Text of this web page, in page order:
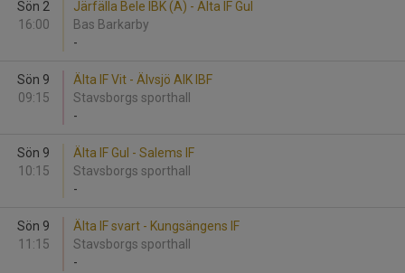
Sön 2
16:00
Järfälla Bele IBK (A) - Älta IF Gul
Bas Barkarby
-
Sön 9
09:15
Älta IF Vit - Älvsjö AIK IBF
Stavsborgs sporthall
-
Sön 9
10:15
Älta IF Gul - Salems IF
Stavsborgs sporthall
-
Sön 9
11:15
Älta IF svart - Kungsängens IF
Stavsborgs sporthall
-